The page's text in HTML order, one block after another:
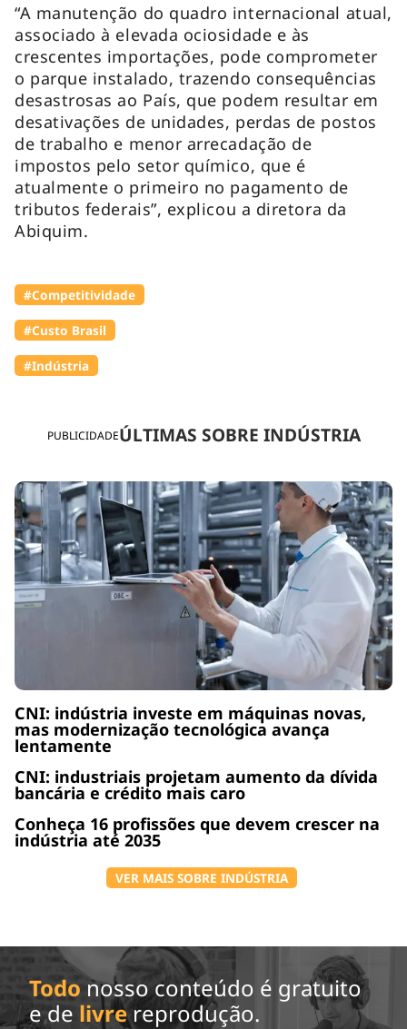
PUBLICIDADEÚLTIMAS SOBRE INDÚSTRIA
CNI: indústria investe em máquinas novas,
mas modernização tecnológica avança
lentamente
CNI: industriais projetam aumento da dívida
bancária e crédito mais caro
Conheça 16 profissões que devem crescer na
indústria até 2035
VER MAIS SOBRE INDÚSTRIA
“A manutenção do quadro internacional atual,
associado à elevada ociosidade e às
crescentes importações, pode comprometer
o parque instalado, trazendo consequências
desastrosas ao País, que podem resultar em
desativações de unidades, perdas de postos
de trabalho e menor arrecadação de
impostos pelo setor químico, que é
atualmente o primeiro no pagamento de
tributos federais”, explicou a diretora da
Abiquim.
#Competitividade
#Custo Brasil
#Indústria
Todo nosso conteúdo é gratuito
e de livrereprodução.